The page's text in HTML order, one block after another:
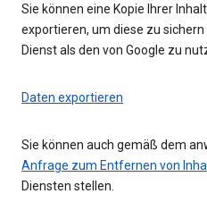
Sie können eine Kopie Ihrer
exportieren, um diese zu
Dienst als den von Google zu
Daten exportieren
Sie können auch gemäß dem
Anfrage zum Entfernen von
Diensten stellen.